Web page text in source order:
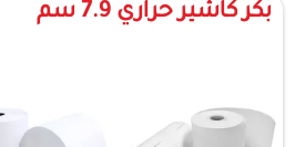
بكر كاشير حراري 7.9 سم